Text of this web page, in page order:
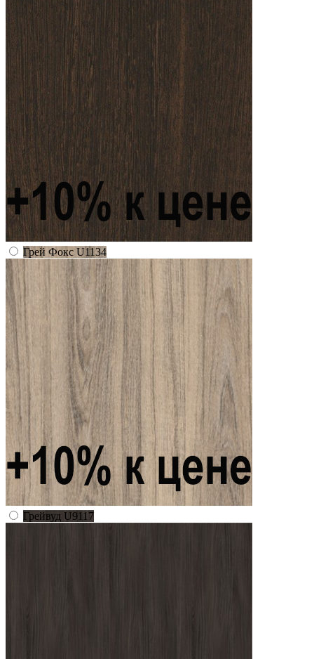
Грей Фокс U1134
Грейвуд U9117